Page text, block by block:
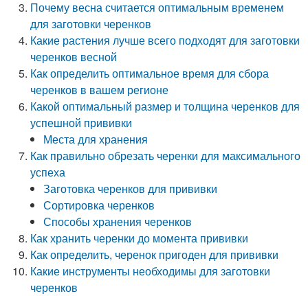
Почему весна считается оптимальным временем
для заготовки черенков
Какие растения лучше всего подходят для заготовки
черенков весной
Как определить оптимальное время для сбора
черенков в вашем регионе
Какой оптимальный размер и толщина черенков для
успешной прививки
Места для хранения
Как правильно обрезать черенки для максимального
успеха
Заготовка черенков для прививки
Сортировка черенков
Способы хранения черенков
Как хранить черенки до момента прививки
Как определить, черенок пригоден для прививки
Какие инструменты необходимы для заготовки
черенков